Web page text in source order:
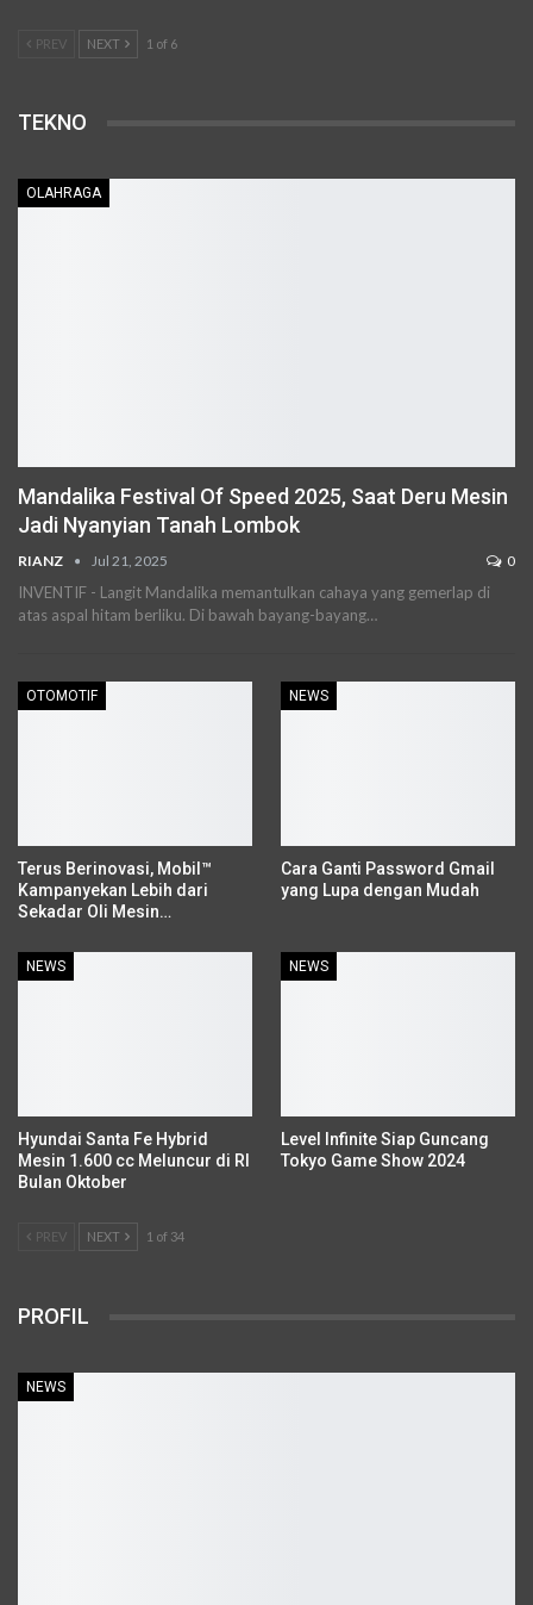
PREV NEXT 1 of 6
TEKNO
OLAHRAGA
Mandalika Festival Of Speed 2025, Saat Deru Mesin
Jadi Nyanyian Tanah Lombok
RIANZ Jul 21, 2025 0
INVENTIF - Langit Mandalika memantulkan cahaya yang gemerlap di
atas aspal hitam berliku. Di bawah bayang-bayang…
OTOMOTIF
Terus Berinovasi, Mobil™
Kampanyekan Lebih dari
Sekadar Oli Mesin…
NEWS
Cara Ganti Password Gmail
yang Lupa dengan Mudah
NEWS
Hyundai Santa Fe Hybrid
Mesin 1.600 cc Meluncur di RI
Bulan Oktober
NEWS
Level Infinite Siap Guncang
Tokyo Game Show 2024
PREV NEXT 1 of 34
PROFIL
NEWS